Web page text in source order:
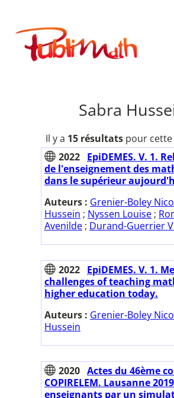
contenu
Publimath
Sabra
Il y a 15 résultatspour cette
2022 EpiDEMES. V. 1.
de l'enseignement des
dans le supérieur
Auteurs : Grenier-Boley
Hussein ; Nyssen Louise ;
Avenilde ; Durand-Guerrier
2022 EpiDEMES. V. 1.
challenges of teaching
higher education today.
Auteurs : Grenier-Boley
Hussein
2020 Actes du 46ème
COPIRELEM. Lausanne
enseignants par un